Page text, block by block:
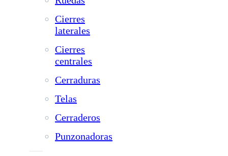
Cierres
laterales
Cierres
centrales
Cerraduras
Telas
Cerraderos
Punzonadoras